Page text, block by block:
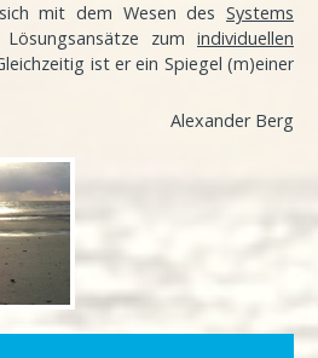
mit dem Wesen des Systems
zum individuellen
ist er ein Spiegel (m)einer
Alexander Berg